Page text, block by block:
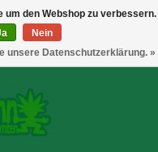
um den Webshop zu verbessern.
Nein
unsere Datenschutzerklärung. »